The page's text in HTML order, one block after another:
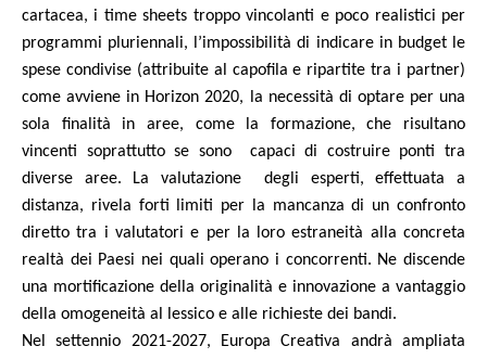
cartacea, i time sheets troppo vincolanti e poco realistici per
programmi pluriennali, l’impossibilità di indicare in budget le
spese condivise (attribuite al capofila e ripartite tra i partner)
come avviene in Horizon 2020, la necessità di optare per una
sola finalità in aree, come la formazione, che risultano
vincenti soprattutto se sono
capaci di costruire ponti tra
diverse aree. La valutazione
degli esperti, effettuata a
distanza, rivela forti limiti per la mancanza di un confronto
diretto tra i valutatori e per la loro estraneità alla concreta
realtà dei Paesi nei quali operano i concorrenti. Ne discende
una mortificazione della originalità e innovazione a vantaggio
della omogeneità al lessico e alle richieste dei bandi.
Nel settennio 2021-2027, Europa Creativa andrà ampliata